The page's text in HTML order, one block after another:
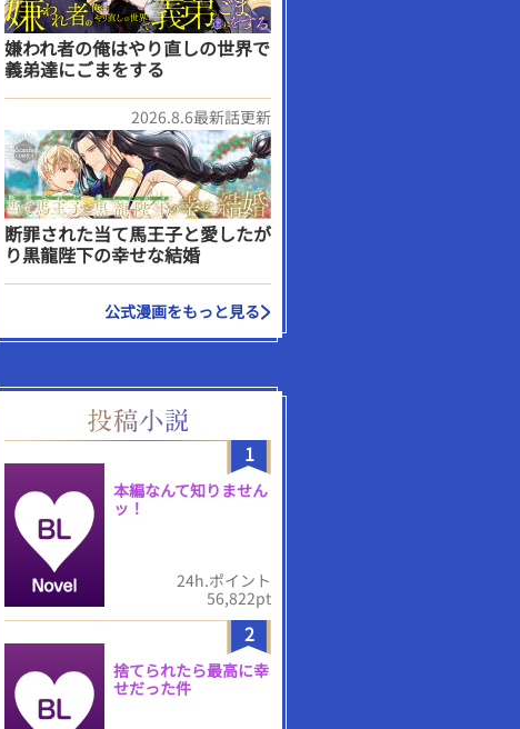
嫌われ者の俺はやり直しの世界で
義弟達にごまをする
2026.8.6最新話更新
断罪された当て馬王子と愛したが
り黒龍陛下の幸せな結婚
公式漫画をもっと見る
1
本編なんて知りません
ッ！
24h.ポイント
56,822pt
2
捨てられたら最高に幸
せだった件